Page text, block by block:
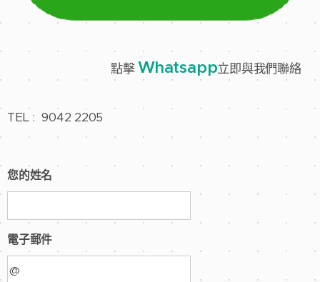
點擊Whatsapp立即與我們聯絡
TEL : 9042 2205
您的姓名
電子郵件